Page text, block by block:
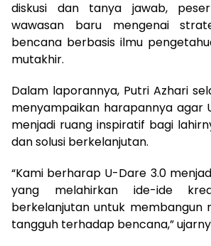
diskusi dan tanya jawab,
wawasan baru mengenai
bencana berbasis ilmu
mutakhir.
Dalam laporannya, Putri Azhari
menyampaikan harapannya agar
menjadi ruang inspiratif bagi
dan solusi berkelanjutan.
“Kami berharap U-Dare 3.0
yang melahirkan ide-ide
berkelanjutan untuk membangun
tangguh terhadap bencana,”